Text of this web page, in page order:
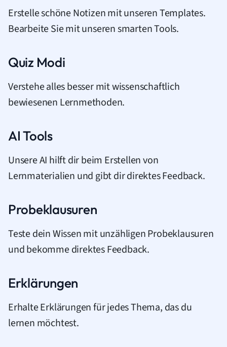
Erstelle schöne Notizen mit unseren Templates.
Bearbeite Sie mit unseren smarten Tools.
Quiz Modi
Verstehe alles besser mit wissenschaftlich
bewiesenen Lernmethoden.
AI Tools
Unsere AI hilft dir beim Erstellen von
Lernmaterialien und gibt dir direktes Feedback.
Probeklausuren
Teste dein Wissen mit unzähligen Probeklausuren
und bekomme direktes Feedback.
Erklärungen
Erhalte Erklärungen für jedes Thema, das du
lernen möchtest.